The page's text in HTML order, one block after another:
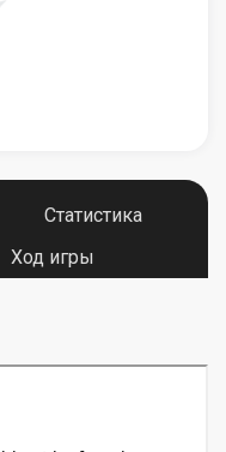
Статистика
Ход игры